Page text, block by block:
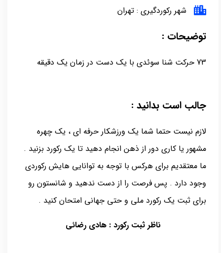
شهر رکوردگیری : تهران
توضیحات :
73 حرکت شنا سوئدی با یک دست در زمان یک دقیقه
جالب است بدانید :
لازم نیست حتما شما یک ورزشکار حرفه ای ، یک چهره
مشهور یا کاری دور از ذهن انجام دهید تا یک رکورد بزنید .
ما معتقدیم برای هرکس با توجه به توانایی هایش رکوردی
وجود دارد . پس فرصت را از دست ندهید و شانستون رو
برای ثبت یک رکورد ملی و حتی جهانی امتحان کنید .
ناظر ثبت رکورد : هادی رضائی